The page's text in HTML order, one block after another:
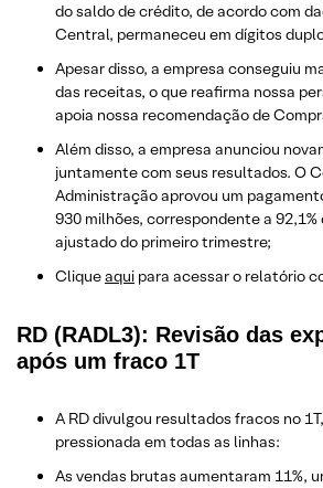
do saldo de crédito, de acordo com
Central, permaneceu em dígitos
Apesar disso, a empresa conseguiu
das receitas, o que reafirma nossa
apoia nossa recomendação de
Além disso, a empresa anunciou
juntamente com seus resultados. O
Administração aprovou um
930 milhões, correspondente a
ajustado do primeiro trimestre;
Cliqueaqui para acessar o relatório
RD (RADL3): Revisão das
após um fraco 1T
A RD divulgou resultados fracos no
pressionada em todas as linhas:
As vendas brutas aumentaram 11%,